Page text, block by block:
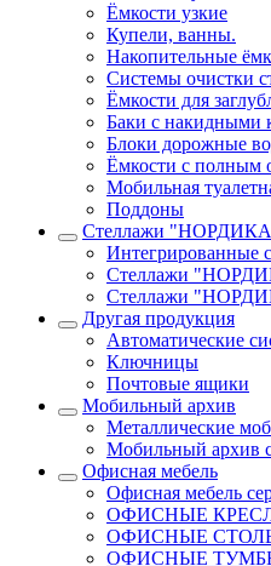
Ёмкости узкие
Купели, ванны.
Накопительные
Системы очистки
Ёмкости для
Баки с накидными
Блоки дорожные
Ёмкости с полным
Мобильная
Поддоны
Стеллажи
Интегрированные
Стеллажи
Стеллажи
Другая продукция
Автоматические
Ключницы
Почтовые ящики
Мобильный архив
Металлические
Мобильный архив
Офисная мебель
Офисная мебель
ОФИСНЫЕ
ОФИСНЫЕ
ОФИСНЫЕ